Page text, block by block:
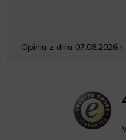
Opinia z dnia 07.08.2026 r.